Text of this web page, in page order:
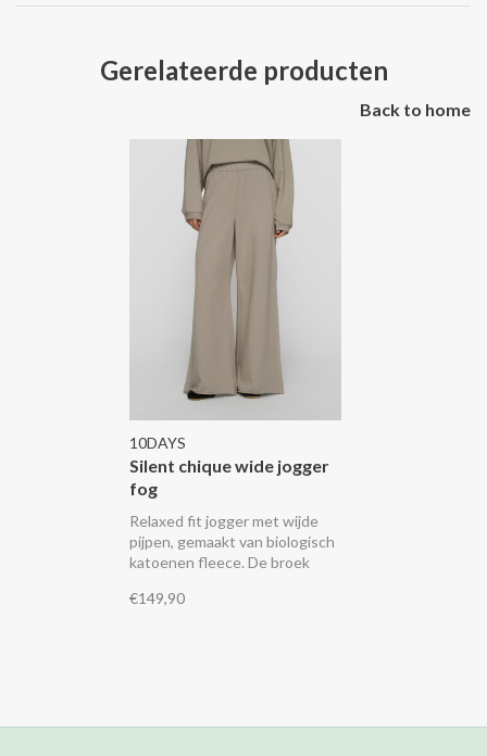
Gerelateerde producten
Back to home
10DAYS
Silent chique wide jogger
fog
Relaxed fit jogger met wijde
pijpen, gemaakt van biologisch
katoenen fleece. De broek
tailleband, twee steekzakken,
€149,90